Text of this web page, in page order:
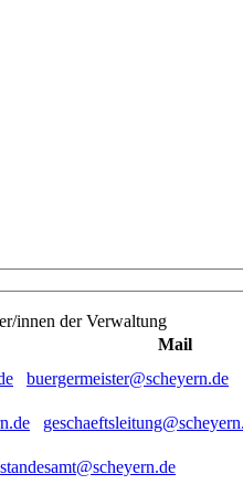
innen der Verwaltung
Mail
buergermeister@scheyern.de
standesamt@scheyern.de